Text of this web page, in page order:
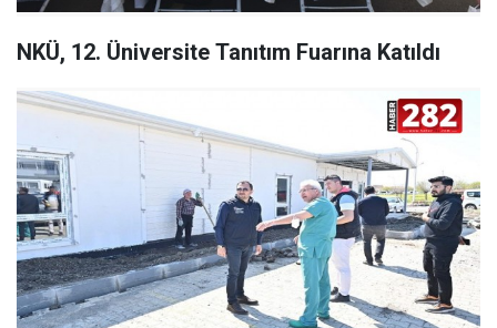
NKÜ, 12. Üniversite Tanıtım Fuarına Katıldı